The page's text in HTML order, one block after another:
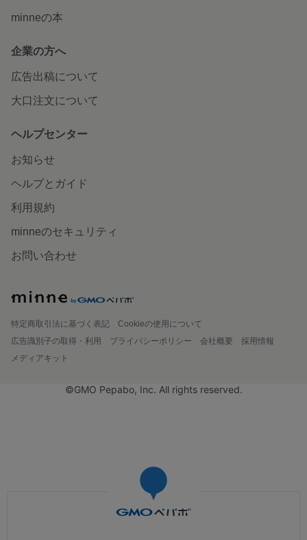
minneの本
企業の方へ
広告出稿について
大口注文について
ヘルプセンター
お知らせ
ヘルプとガイド
利用規約
minneのセキュリティ
お問い合わせ
特定商取引法に基づく表記
Cookieの使用について
広告識別子の取得・利用
プライバシーポリシー 会社概要
採用情報
メディアキット
©GMO Pepabo, Inc. All rights reserved.